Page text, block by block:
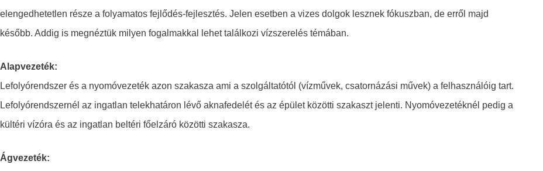
elengedhetetlen része a folyamatos fejlődés-fejlesztés. Jelen esetben a vizes dolgok lesznek fókuszban, de erről majd
később. Addig is megnéztük milyen fogalmakkal lehet találkozi vízszerelés témában.
Alapvezeték:
Lefolyórendszer és a nyomóvezeték azon szakasza ami a szolgáltatótól (vízművek, csatornázási művek) a felhasználóig tart.
Lefolyórendszernél az ingatlan telekhatáron lévő aknafedelét és az épület közötti szakaszt jelenti. Nyomóvezetéknél pedig a
kültéri vízóra és az ingatlan beltéri főelzáró közötti szakasza.
Ágvezeték: